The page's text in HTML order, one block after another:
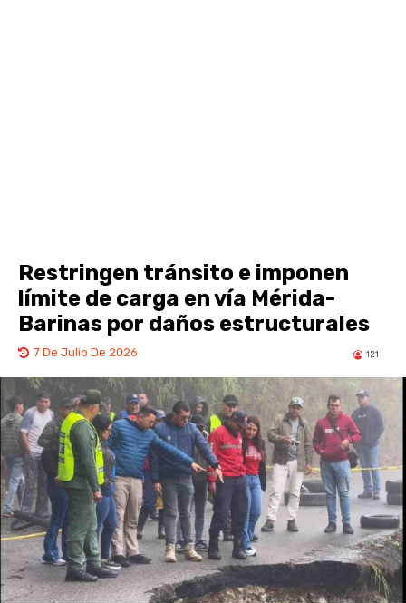
Restringen tránsito e imponen
límite de carga en vía Mérida-
Barinas por daños estructurales
7 De Julio De 2026 121